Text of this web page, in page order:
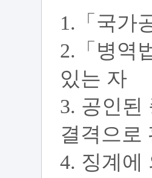
1.「국가
2.「병역
있는 자
3. 공인된
결격으로
4. 징계에